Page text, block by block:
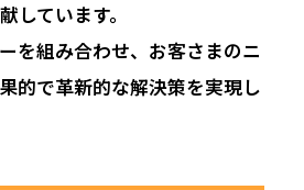
しています。
を組み合わせ、お客さまのニ
的で革新的な解決策を実現し